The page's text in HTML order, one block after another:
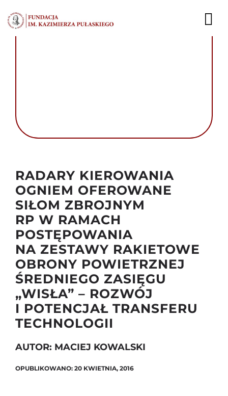
do
zawartości
DZIAŁALNOŚĆ
KARIERA
Szukaj
RADARY KIEROWANIA
OGNIEM OFEROWANE
SIŁOM ZBROJNYM
RP W RAMACH
POSTĘPOWANIA
NA ZESTAWY RAKIETOWE
OBRONY POWIETRZNEJ
ŚREDNIEGO ZASIĘGU
„WISŁA” – ROZWÓJ
I POTENCJAŁ TRANSFERU
TECHNOLOGII
AUTOR: MACIEJ KOWALSKI
OPUBLIKOWANO: 20 KWIETNIA, 2016